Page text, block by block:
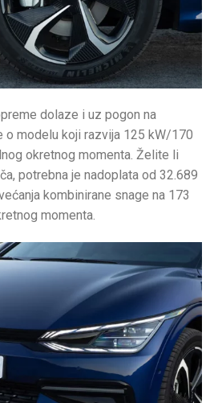
dolaze i uz pogon na
o modelu koji razvija 125 kW/170
okretnog momenta. Želite li
potrebna je nadoplata od 32.689
kombinirane snage na 173
momenta.